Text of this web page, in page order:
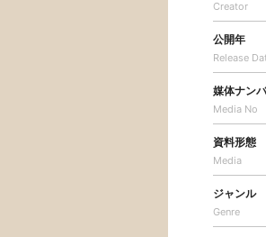
Creator
公開年
Release
媒体ナン
Media No
資料形態
Media
ジャンル
Genre